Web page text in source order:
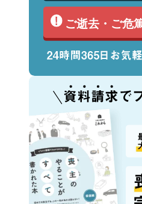
ご逝去・ご危